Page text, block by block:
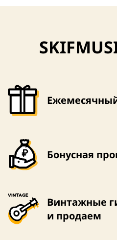
Бонусная
Винтажные
и продаем